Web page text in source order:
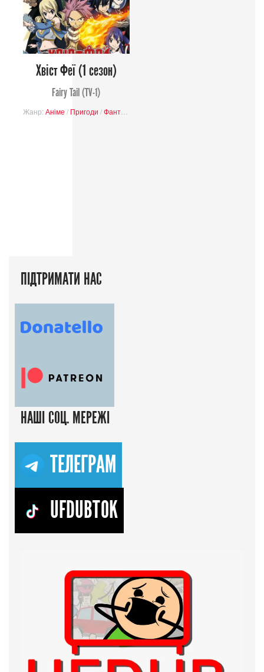
Хвіст Феї (1 cезон)
Fairy Tail (TV-1)
Жанр: Аніме / Пригоди /Фантастика
ПІДТРИМАТИ НАС
НАШІ СОЦ. МЕРЕЖІ
ТЕЛЕГРАМ
UFDUBTOK